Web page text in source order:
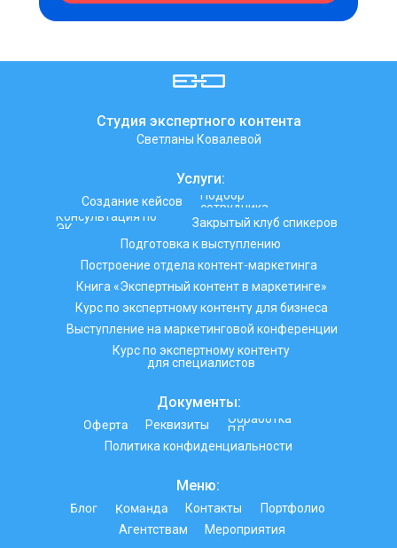
Книга «Экспертный контент в маркетинге»
Построение отдела контент-маркетинга
Курс по экспертному контенту для бизнеса
Курс по экспертному контенту
для специалистов
Выступление на маркетинговой конференции
Создание кейсов
Подбор
сотрудника
Консультация по
ЭК
Закрытый клуб спикеров
Подготовка к выступлению
Услуги:
Блог Команда Контакты
Портфолио
Агентствам
Мероприятия
Меню:
Оферта Реквизиты
Обработка
ПД
Политика конфиденциальности
Документы:
Светланы Ковалевой
Студия экспертного контента